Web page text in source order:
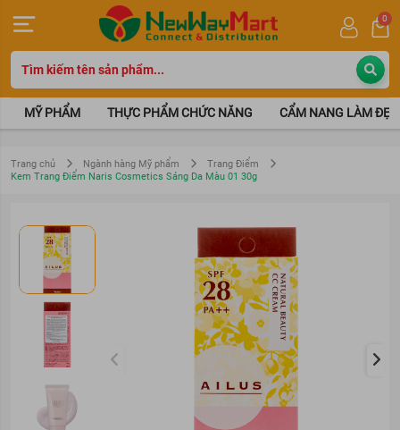
0
MỸ PHẨM THỰC PHẨM CHỨC NĂNG CẨM NANG LÀM ĐẸP
Trang chủ Ngành hàng Mỹ phẩm
Trang Điểm
Kem Trang Điểm Naris Cosmetics Sáng Da Màu 01 30g